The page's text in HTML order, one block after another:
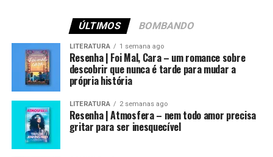
ÚLTIMOS BOMBANDO
LITERATURA 1 semana ago
Resenha | Foi Mal, Cara – um romance sobre
descobrir que nunca é tarde para mudar a
própria história
LITERATURA 2 semanas ago
Resenha | Atmosfera – nem todo amor precisa
gritar para ser inesquecível